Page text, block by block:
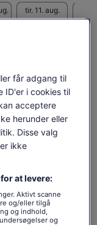
tir. 11. aug.
maskinoversat
Åbner
i
en
ny
fane hvad
får adgang til
ID'er i cookies til
acceptere
herunder eller
Disse valg
ikke
at levere:
Aktivt scanne
og/eller tilgå
og indhold,
og